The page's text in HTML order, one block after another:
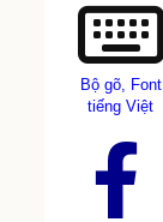
Bộ gõ, Font
tiếng Việt